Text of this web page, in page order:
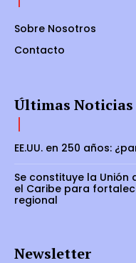
Sobre Nosotros
Contacto
Últimas Noticias
EE.UU. en 250 años:
Se constituye la
el Caribe para
regional
Newsletter